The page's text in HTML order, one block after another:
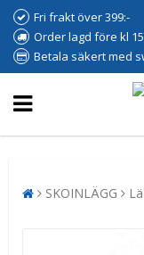
Fri frakt över 399:-
Order lagd före kl
Betala säkert med
SKOINLÄGG